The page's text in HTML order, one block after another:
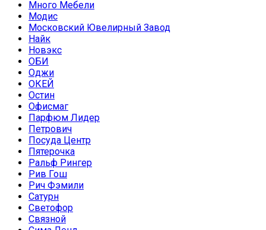
Много Мебели
Модис
Московский Ювелирный Завод
Найк
Новэкс
ОБИ
Оджи
ОКЕЙ
Остин
Офисмаг
Парфюм Лидер
Петрович
Посуда Центр
Пятерочка
Ральф Рингер
Рив Гош
Рич Фэмили
Сатурн
Светофор
Связной